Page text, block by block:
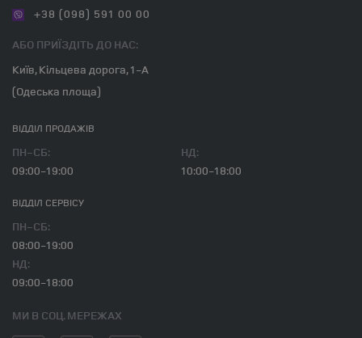
+38 (098) 591 00 00
АБО ПРИЇЗДІТЬ ДО НАС:
Київ, Кільцева дорога, 1-А
(Одеська площа)
ВІДДІЛ ПРОДАЖІВ
ПН-СБ:
09:00-19:00
НД:
10:00-18:00
ВІДДІЛ CЕРВІСУ
ПН-СБ:
08:00-19:00
НД:
09:00-18:00
МИ В СОЦ. МЕРЕЖАХ